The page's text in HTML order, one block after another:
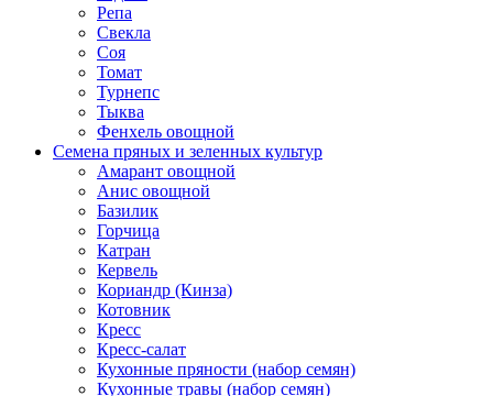
Репа
Свекла
Соя
Томат
Турнепс
Тыква
Фенхель овощной
Семена пряных и зеленных культур
Амарант овощной
Анис овощной
Базилик
Горчица
Катран
Кервель
Кориандр (Кинза)
Котовник
Кресс
Кресс-салат
Кухонные пряности (набор семян)
Кухонные травы (набор семян)